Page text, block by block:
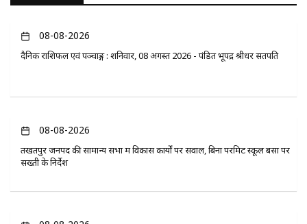
08-08-2026
दैनिक राशिफल एवं पञ्चाङ्ग : शनिवार, 08 अगस्त 2026 - पंडित भूपेंद्र श्रीधर सतपति
08-08-2026
तखतपुर जनपद की सामान्य सभा में विकास कार्यों पर सवाल, बिना परमिट स्कूल बसों पर
सख्ती के निर्देश